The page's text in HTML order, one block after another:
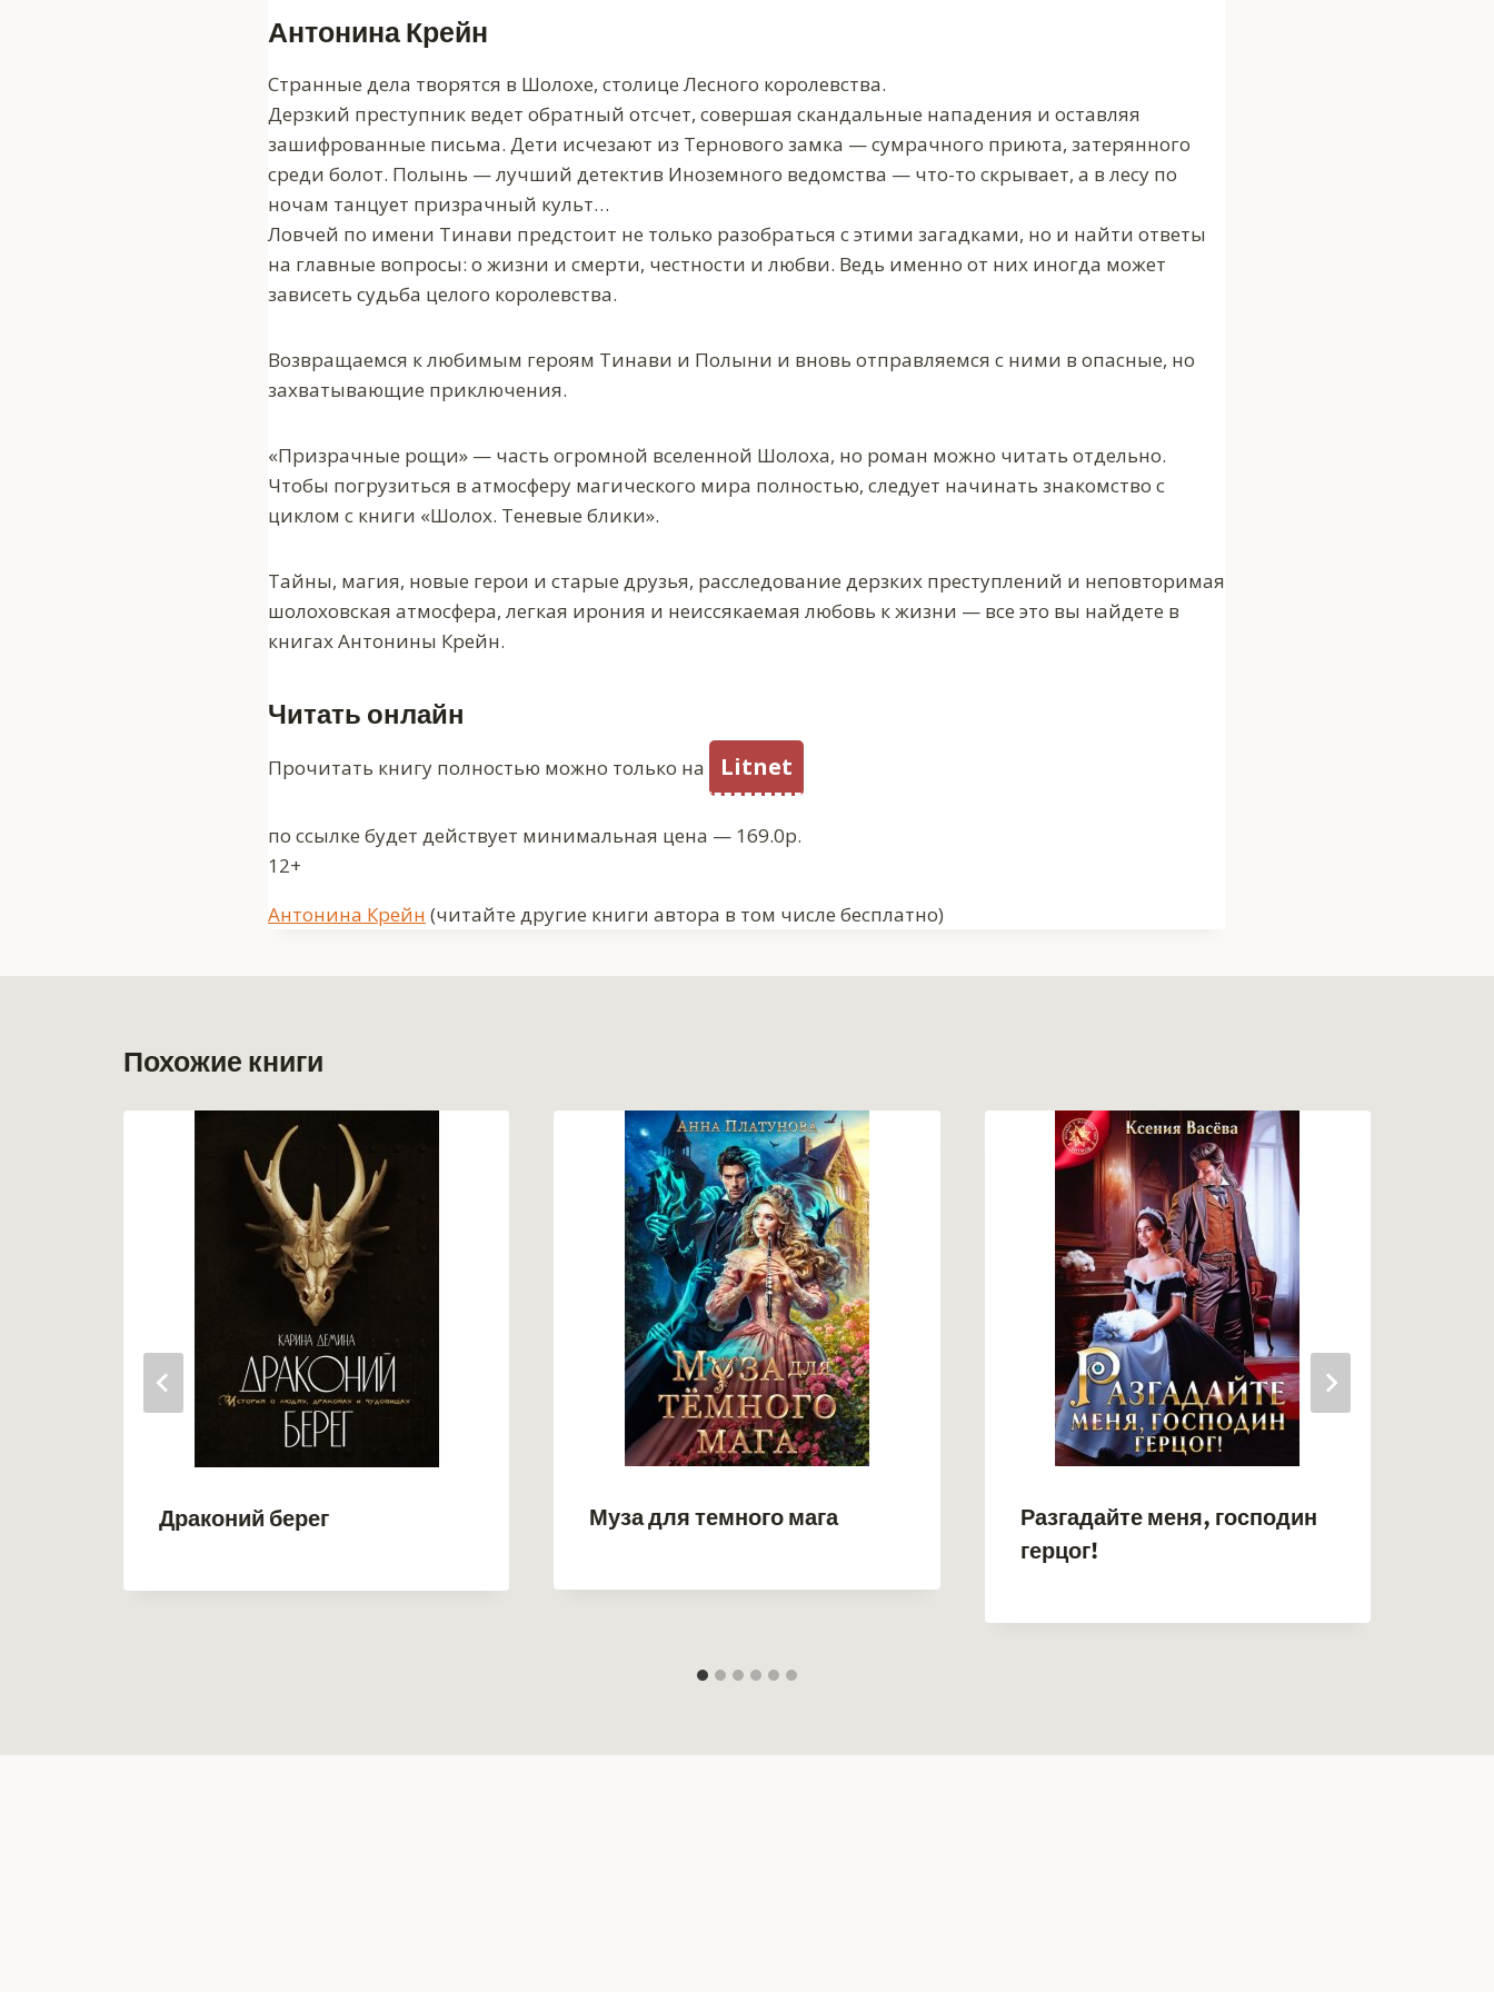
Антонина Крейн
Странные дела творятся в Шолохе, столице Лесного королевства.
Дерзкий преступник ведет обратный отсчет, совершая скандальные нападения и оставляя
зашифрованные письма. Дети исчезают из Тернового замка — сумрачного приюта, затерянного
среди болот. Полынь — лучший детектив Иноземного ведомства — что-то скрывает, а в лесу по
ночам танцует призрачный культ…
Ловчей по имени Тинави предстоит не только разобраться с этими загадками, но и найти ответы
на главные вопросы: о жизни и смерти, честности и любви. Ведь именно от них иногда может
зависеть судьба целого королевства.
Возвращаемся к любимым героям Тинави и Полыни и вновь отправляемся с ними в опасные, но
захватывающие приключения.
«Призрачные рощи» — часть огромной вселенной Шолоха, но роман можно читать отдельно.
Чтобы погрузиться в атмосферу магического мира полностью, следует начинать знакомство с
циклом с книги «Шолох. Теневые блики».
Тайны, магия, новые герои и старые друзья, расследование дерзких преступлений и неповторимая
шолоховская атмосфера, легкая ирония и неиссякаемая любовь к жизни — все это вы найдете в
книгах Антонины Крейн.
Читать онлайн
Прочитать книгу полностью можно только на Litnet
по ссылке будет действует минимальная цена — 169.0р.
12+
Метки
Антонина Крейн (читайте другие книги автора в том числе бесплатно)
Похожие книги
Драконий берег Муза для темного мага
Разгадайте меня, господин
герцог!